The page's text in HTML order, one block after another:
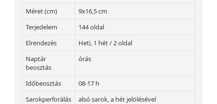
Méret (cm)
9x16,5 cm
Terjedelem
144 oldal
Elrendezés
Heti, 1 hét / 2 oldal
Naptár
beosztás
órás
Időbeosztás
08-17 h
Sarokperforálás
alsó sarok, a hét jelölésével